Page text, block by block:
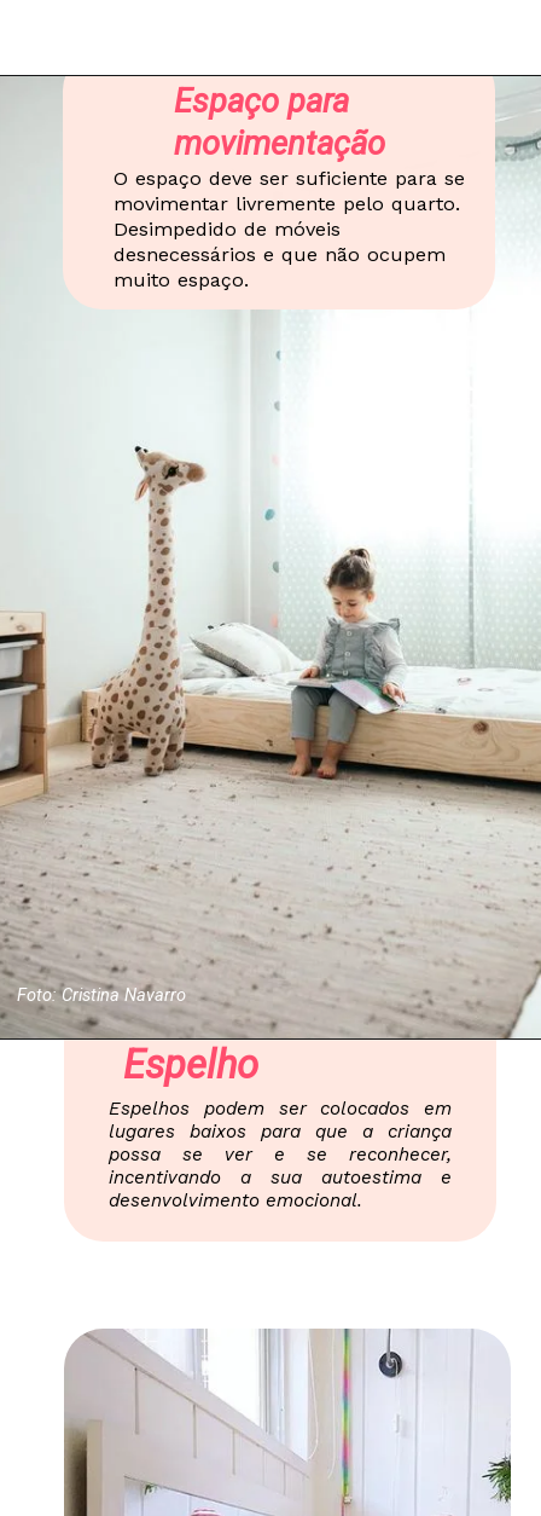
O espaço deve ser suficiente para se
movimentar livremente pelo quarto.
Desimpedido de móveis
desnecessários e que não ocupem
muito espaço.
Espaço para
movimentação
Foto: Cristina Navarro
Espelhos podem ser colocados em
lugares baixos para que a criança
possa se ver e se reconhecer,
incentivando a sua autoestima e
desenvolvimento emocional.
Espelho